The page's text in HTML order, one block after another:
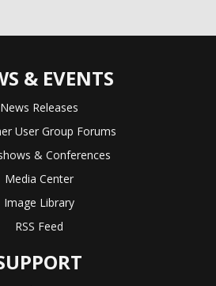
& EVENTS
News Releases
User Group Forums
& Conferences
Media Center
Image Library
RSS Feed